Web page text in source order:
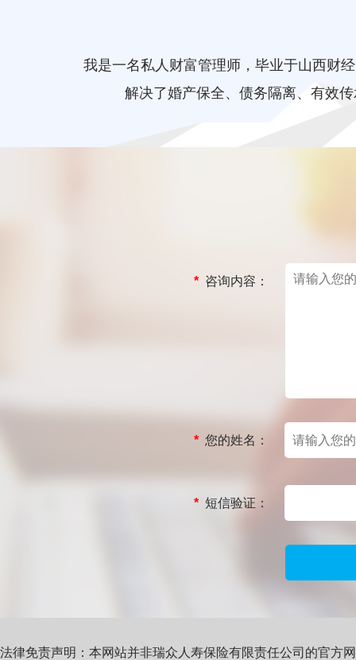
我是一名私人财富管理师，毕业于山西财
解决了婚产保全、债务隔离、有效
* 咨询内容：
* 您的姓名：
* 短信验证：
法律免责声明：本网站并非瑞众人寿保险有限责任公司的官方